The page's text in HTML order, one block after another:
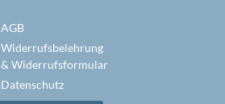
AGB
Widerrufsbelehrung
& Widerrufsformular
Datenschutz